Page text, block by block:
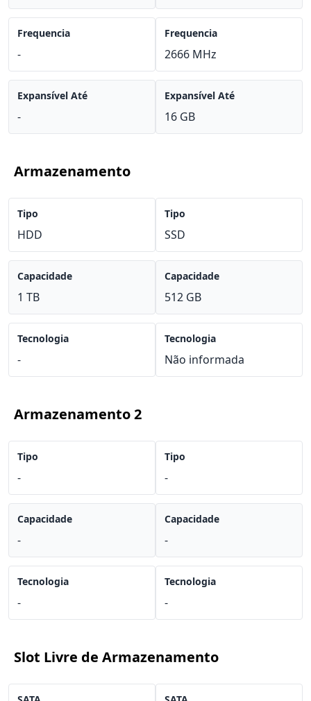
Frequencia
-
Expansível Até
-
Frequencia
2666 MHz
Expansível Até
16 GB
Armazenamento
Tipo
HDD
Capacidade
1 TB
Tecnologia
-
Tipo
SSD
Capacidade
512 GB
Tecnologia
Não informada
Armazenamento 2
Tipo
-
Capacidade
-
Tecnologia
-
Tipo
-
Capacidade
-
Tecnologia
-
Slot Livre de Armazenamento